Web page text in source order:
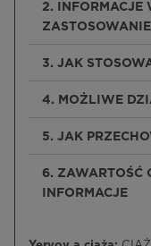
2. INFORMACJE
3. JAK
4. MOŻLIWE
5. JAK
6. ZAWARTOŚĆ
INFORMACJE